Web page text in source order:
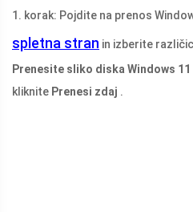
1. korak: Pojdite na prenos
spletna stran in izberite
Prenesite sliko diska Windows 11
kliknite Prenesi zdaj .